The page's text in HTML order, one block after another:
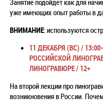
уже имеющих опыт работы в
ВНИМАНИЕ: используются
11 ДЕКАБРЯ (ВС) /
РОССИЙСКОЙ
ЛИНОГРАВЮРЕ / 12+
На второй лекции про
возникновения в России.